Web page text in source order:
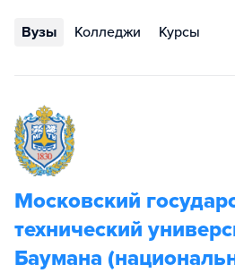
Вузы Колледжи Курсы
Московский
технический
Баумана